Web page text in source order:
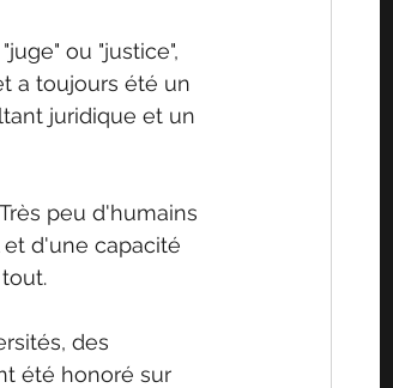
ou "justice",
a toujours été un
juridique et un
peu d'humains
d'une capacité
des
été honoré sur